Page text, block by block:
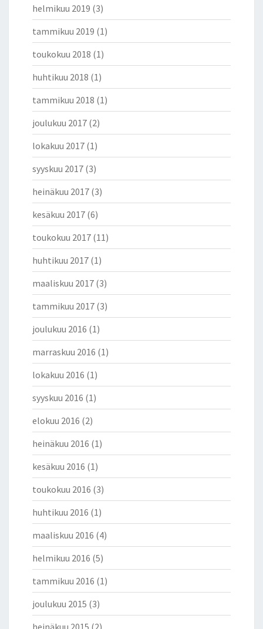
helmikuu 2019 (3)
tammikuu 2019 (1)
toukokuu 2018 (1)
huhtikuu 2018 (1)
tammikuu 2018 (1)
joulukuu 2017 (2)
lokakuu 2017 (1)
syyskuu 2017 (3)
heinäkuu 2017 (3)
kesäkuu 2017 (6)
toukokuu 2017 (11)
huhtikuu 2017 (1)
maaliskuu 2017 (3)
tammikuu 2017 (3)
joulukuu 2016 (1)
marraskuu 2016 (1)
lokakuu 2016 (1)
syyskuu 2016 (1)
elokuu 2016 (2)
heinäkuu 2016 (1)
kesäkuu 2016 (1)
toukokuu 2016 (3)
huhtikuu 2016 (1)
maaliskuu 2016 (4)
helmikuu 2016 (5)
tammikuu 2016 (1)
joulukuu 2015 (3)